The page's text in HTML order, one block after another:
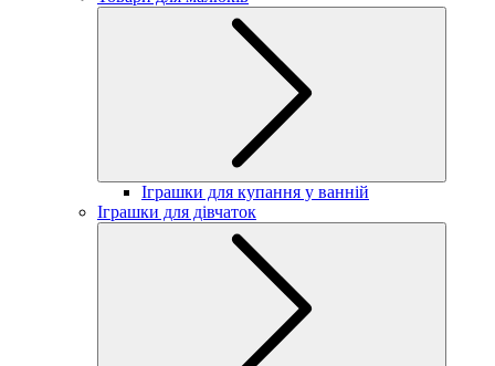
Іграшки для купання у ванній
Іграшки для дівчаток